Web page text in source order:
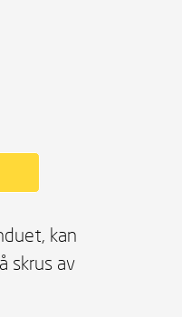
kan
skrus av